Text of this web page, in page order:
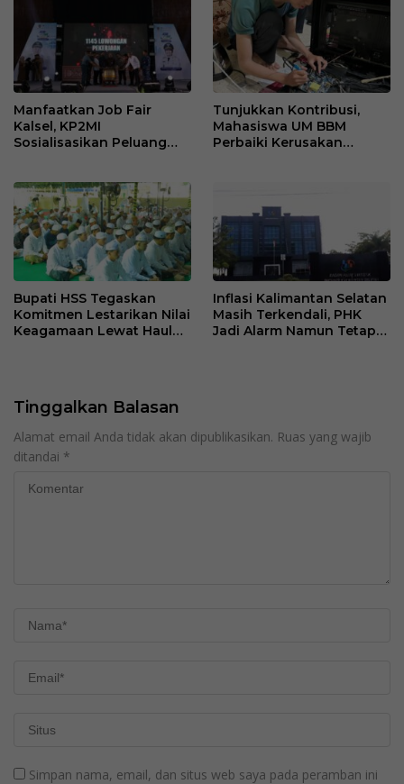
Manfaatkan Job Fair
Kalsel, KP2MI
Sosialisasikan Peluang
Tunjukkan Kontribusi,
Mahasiswa UM BBM
Perbaiki Kerusakan
Bupati HSS Tegaskan
Komitmen Lestarikan Nilai
Keagamaan Lewat Haul
Inflasi Kalimantan Selatan
Masih Terkendali, PHK
Jadi Alarm Namun Tetap
Tinggalkan Balasan
Alamat email Anda tidak akan dipublikasikan. Ruas yang wajib
ditandai *
Simpan nama, email, dan situs web saya pada peramban ini